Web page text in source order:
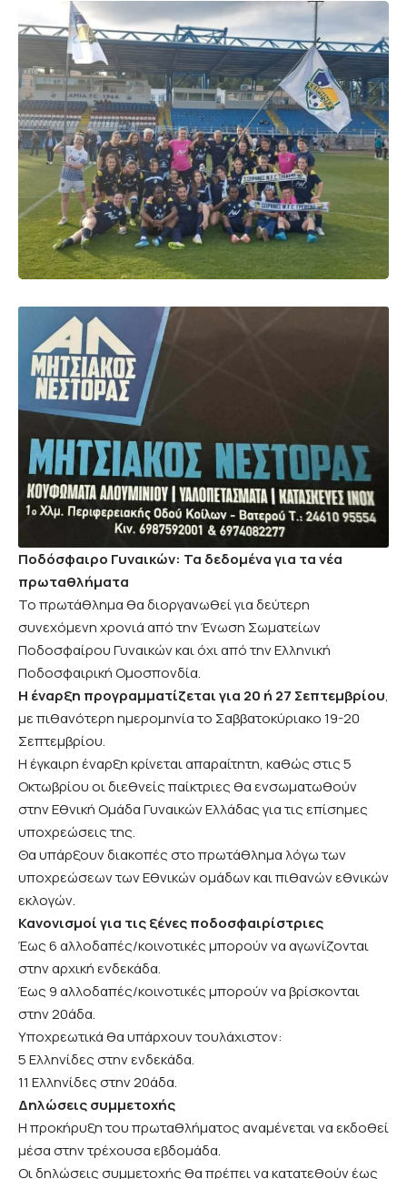
Ποδόσφαιρο Γυναικών: Τα δεδομένα για τα νέα
πρωταθλήματα
Το πρωτάθλημα θα διοργανωθεί για δεύτερη
συνεχόμενη χρονιά από την Ένωση Σωματείων
Ποδοσφαίρου Γυναικών και όχι από την Ελληνική
Ποδοσφαιρική Ομοσπονδία.
Η έναρξη προγραμματίζεται για 20 ή 27 Σεπτεμβρίου,
με πιθανότερη ημερομηνία το Σαββατοκύριακο 19-20
Σεπτεμβρίου.
Η έγκαιρη έναρξη κρίνεται απαραίτητη, καθώς στις 5
Οκτωβρίου οι διεθνείς παίκτριες θα ενσωματωθούν
στην Εθνική Ομάδα Γυναικών Ελλάδας για τις επίσημες
υποχρεώσεις της.
Θα υπάρξουν διακοπές στο πρωτάθλημα λόγω των
υποχρεώσεων των Εθνικών ομάδων και πιθανών εθνικών
εκλογών.
Κανονισμοί για τις ξένες ποδοσφαιρίστριες
Έως 6 αλλοδαπές/κοινοτικές μπορούν να αγωνίζονται
στην αρχική ενδεκάδα.
Έως 9 αλλοδαπές/κοινοτικές μπορούν να βρίσκονται
στην 20άδα.
Υποχρεωτικά θα υπάρχουν τουλάχιστον:
5 Ελληνίδες στην ενδεκάδα.
11 Ελληνίδες στην 20άδα.
Δηλώσεις συμμετοχής
Η προκήρυξη του πρωταθλήματος αναμένεται να εκδοθεί
μέσα στην τρέχουσα εβδομάδα.
Οι δηλώσεις συμμετοχής θα πρέπει να κατατεθούν έως